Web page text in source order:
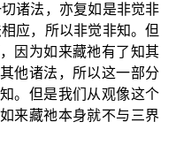
诸法，亦复如是非觉非
应，所以非觉非知。但
因为如来藏祂有了知其
他诸法，所以这一部分
。但是我们从观像这个
来藏祂本身就不与三界